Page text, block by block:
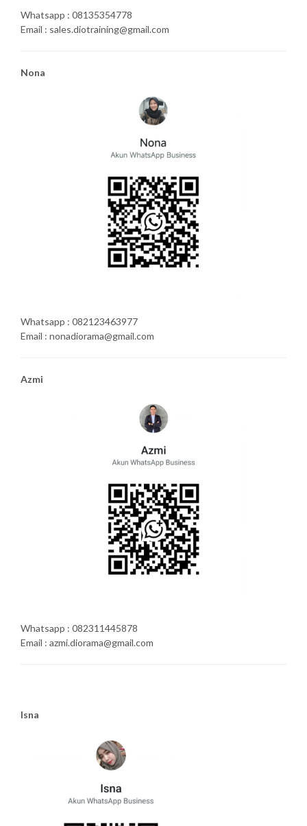
Whatsapp : 08135354778
Email : sales.diotraining@gmail.com
Nona
Whatsapp : 082123463977
Email : nonadiorama@gmail.com
Azmi
Whatsapp : 082311445878
Email : azmi.diorama@gmail.com
Isna